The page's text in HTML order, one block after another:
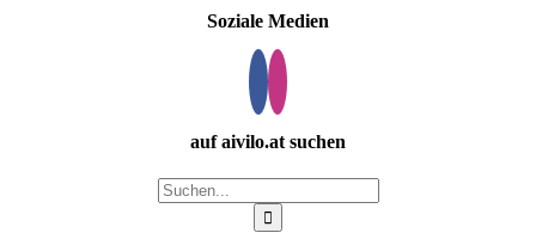
Soziale Medien
auf aivilo.at suchen
Suche
nach: